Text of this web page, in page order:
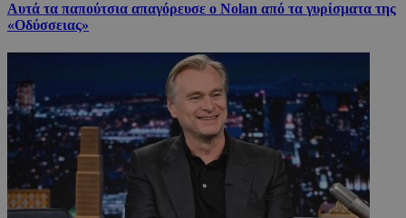
Αυτά τα παπούτσια απαγόρευσε ο Nolan από τα γυρίσματα της
«Οδύσσειας»